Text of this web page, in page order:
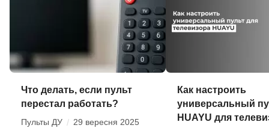
Что делать, если пульт
перестал работать?
Пульты ДУ / 29 вересня 2025
Как настроить
универсальный
HUAYU для